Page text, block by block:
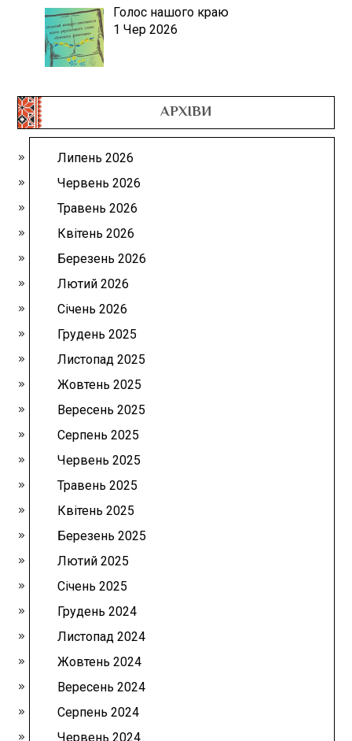
Голос нашого краю
1 Чер 2026
АРХІВИ
Липень 2026
Червень 2026
Травень 2026
Квітень 2026
Березень 2026
Лютий 2026
Січень 2026
Грудень 2025
Листопад 2025
Жовтень 2025
Вересень 2025
Серпень 2025
Червень 2025
Травень 2025
Квітень 2025
Березень 2025
Лютий 2025
Січень 2025
Грудень 2024
Листопад 2024
Жовтень 2024
Вересень 2024
Серпень 2024
Червень 2024